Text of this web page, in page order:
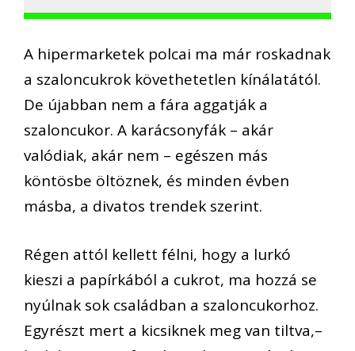
A hipermarketek polcai ma már roskadnak
a szaloncukrok követhetetlen kínálatától.
De újabban nem a fára aggatják a
szaloncukor. A karácsonyfák – akár
valódiak, akár nem – egészen más
köntösbe öltöznek, és minden évben
másba, a divatos trendek szerint.
Régen attól kellett félni, hogy a lurkó
kieszi a papírkából a cukrot, ma hozzá se
nyúlnak sok családban a szaloncukorhoz.
Egyrészt mert a kicsiknek meg van tiltva,–